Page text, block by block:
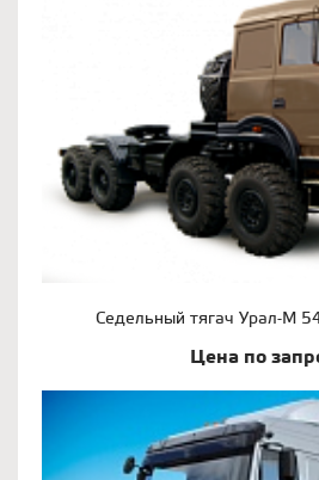
Седельный тягач Урал-М
Цена по